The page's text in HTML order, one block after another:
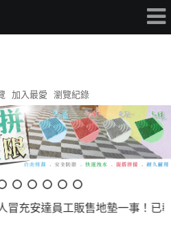
加入最愛 瀏覽紀錄
安達員工販售地墊一事！已報